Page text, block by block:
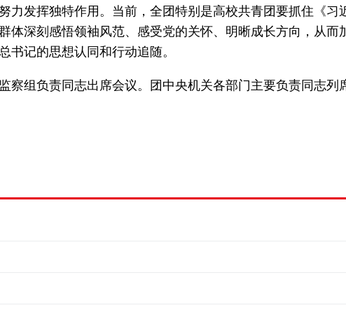
发挥独特作用。当前，全团特别是高校共青团要抓住《
深刻感悟领袖风范、感受党的关怀、明晰成长方向，从而
记的思想认同和行动追随。
组负责同志出席会议。团中央机关各部门主要负责同志列